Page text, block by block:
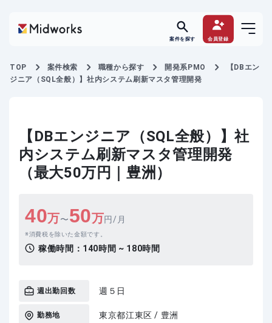
案件を探す 会員登録
TOP 案件検索 職種から探す 開発系PMO
【DBエン
ジニア（SQL全般）】社内システム刷新マスタ管理開発
【DBエンジニア（SQL全般）】社
内システム刷新マスタ管理開発
（最大50万円｜豊洲）
40万〜50万円/月
消費税を除いた金額です。
稼働時間： 140時間 ~ 180時間
週出勤回数 週５日
勤務地 東京都江東区 / 豊洲